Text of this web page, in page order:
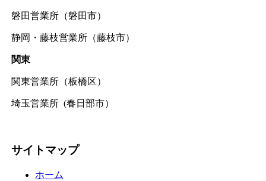
磐田営業所（磐田市）
静岡・藤枝営業所（藤枝市）
関東
関東営業所（板橋区）
埼玉営業所 (春日部市）
サイトマップ
ホーム